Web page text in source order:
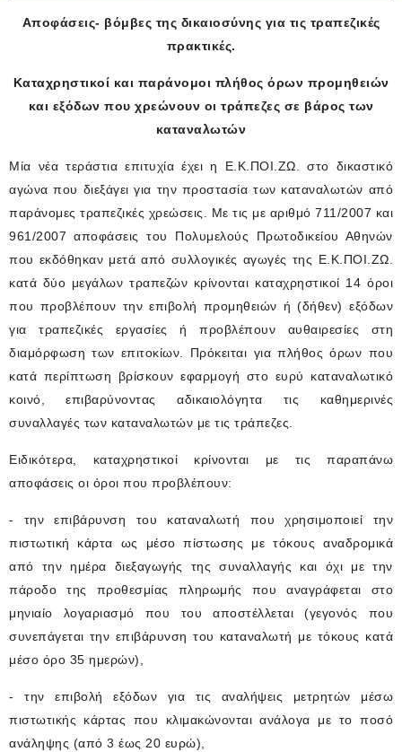
Αποφάσεις- βόμβες της δικαιοσύνης για τις τραπεζικές
πρακτικές.
Καταχρηστικοί και παράνομοι πλήθος όρων προμηθειών
και εξόδων που χρεώνουν οι τράπεζες σε βάρος των
καταναλωτών
Μία νέα τεράστια επιτυχία έχει η Ε.Κ.ΠΟΙ.ΖΩ. στο δικαστικό
αγώνα που διεξάγει για την προστασία των καταναλωτών από
παράνομες τραπεζικές χρεώσεις. Με τις με αριθμό 711/2007 και
961/2007 αποφάσεις του Πολυμελούς Πρωτοδικείου Αθηνών
που εκδόθηκαν μετά από συλλογικές αγωγές της Ε.Κ.ΠΟΙ.ΖΩ.
κατά δύο μεγάλων τραπεζών κρίνονται καταχρηστικοί 14 όροι
που προβλέπουν την επιβολή προμηθειών ή (δήθεν) εξόδων
για τραπεζικές εργασίες ή προβλέπουν αυθαιρεσίες στη
διαμόρφωση των επιτοκίων. Πρόκειται για πλήθος όρων που
κατά περίπτωση βρίσκουν εφαρμογή στο ευρύ καταναλωτικό
κοινό, επιβαρύνοντας αδικαιολόγητα τις καθημερινές
συναλλαγές των καταναλωτών με τις τράπεζες.
Ειδικότερα, καταχρηστικοί κρίνονται με τις παραπάνω
αποφάσεις οι όροι που προβλέπουν:
- την επιβάρυνση του καταναλωτή που χρησιμοποιεί την
πιστωτική κάρτα ως μέσο πίστωσης με τόκους αναδρομικά
από την ημέρα διεξαγωγής της συναλλαγής και όχι με την
πάροδο της προθεσμίας πληρωμής που αναγράφεται στο
μηνιαίο λογαριασμό που του αποστέλλεται (γεγονός που
συνεπάγεται την επιβάρυνση του καταναλωτή με τόκους κατά
μέσο όρο 35 ημερών),
- την επιβολή εξόδων για τις αναλήψεις μετρητών μέσω
πιστωτικής κάρτας που κλιμακώνονται ανάλογα με το ποσό
ανάληψης (από 3 έως 20 ευρώ),